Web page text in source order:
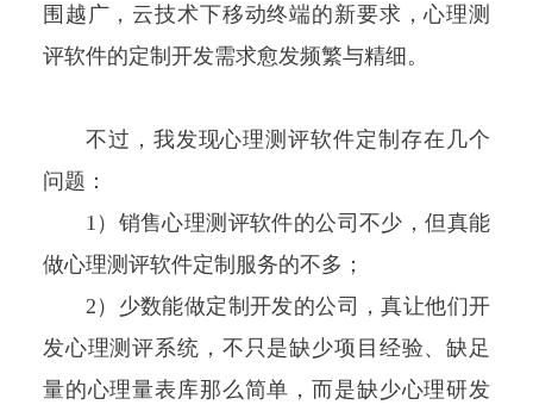
围越广，云技术下移动终端的新要求，心理测
评软件的定制开发需求愈发频繁与精细。
不过，我发现心理测评软件定制存在几个
问题：
1）销售心理测评软件的公司不少，但真能
做心理测评软件定制服务的不多；
2）少数能做定制开发的公司，真让他们开
发心理测评系统，不只是缺少项目经验、缺足
量的心理量表库那么简单，而是缺少心理研发